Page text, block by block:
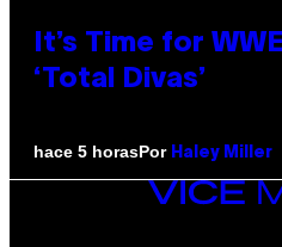
It’s Time for
‘Total Divas’
hace 5 horasPor Haley Miller
VICE
MEDIA